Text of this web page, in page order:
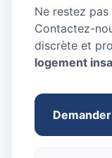
Ne restez
Contactez-
discrète et
logement